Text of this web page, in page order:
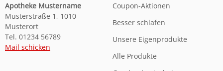
Apotheke Mustername
Musterstraße 1, 1010
Musterort
Tel. 01234 56789
Mail schicken
Coupon-Aktionen
Besser schlafen
Unsere Eigenprodukte
Alle Produkte